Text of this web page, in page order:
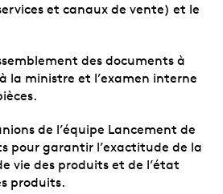
et canaux de vente) et le
des documents à
la ministre et l’examen interne
de l’équipe Lancement de
pour garantir l’exactitude de la
vie des produits et de l’état
produits.